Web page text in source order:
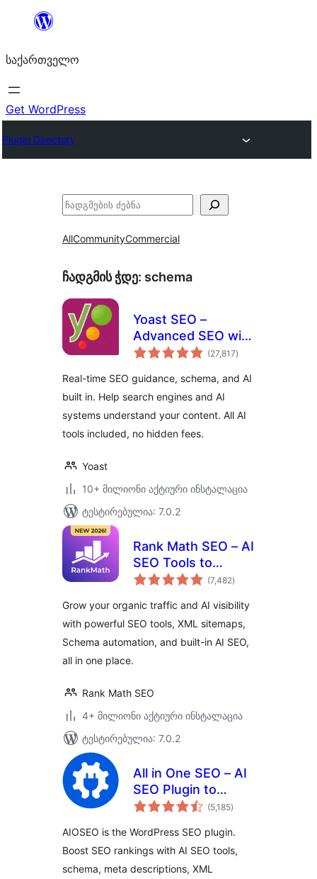
შიგთავსზე
საქართველო
Get WordPress
Plugin Directory
ძებნა
AllCommunityCommercial
ჩადგმის ჭდე: schema
Yoast SEO –
Advanced SEO with
real-time guidance
(27,817საერთო
რეიტინგი
)
Real-time SEO guidance, schema, and AI
built in. Help search engines and AI
systems understand your content. All AI
tools included, no hidden fees.
Yoast
10+ მილიონი აქტიური ინსტალაცია
ტესტირებულია: 7.0.2
Rank Math SEO – AI
SEO Tools to
Dominate SEO(7,482საერთო
რეიტინგი
)
Grow your organic traffic and AI visibility
with powerful SEO tools, XML sitemaps,
Schema automation, and built-in AI SEO,
all in one place.
Rank Math SEO
4+ მილიონი აქტიური ინსტალაცია
ტესტირებულია: 7.0.2
All in One SEO – AI
SEO Plugin to
Boost SEO
(Schema, Local
SEO, Sitemap &
SEO Insights)
(5,185საერთო
რეიტინგი
)
AIOSEO is the WordPress SEO plugin.
Boost SEO rankings with AI SEO tools,
schema, meta descriptions, XML